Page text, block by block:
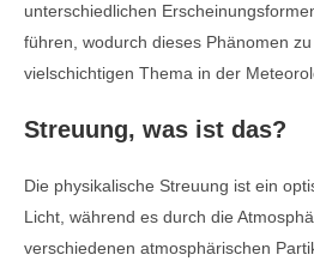
unterschiedlichen
führen, wodurch dieses Phänomen
vielschichtigen Thema in der
Streuung, was ist das?
Die physikalische Streuung ist ein
Licht, während es durch die
verschiedenen atmosphärischen